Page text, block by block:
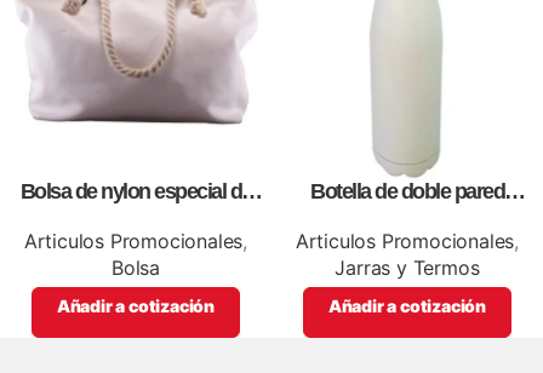
Bolsa de nylon especial de
con impresión full color.
Articulos Promocionales,
Bolsa
Añadir a cotización
Botella de doble pared
promocionales
Articulos Promocionales,
Jarras y Termos
Añadir a cotización